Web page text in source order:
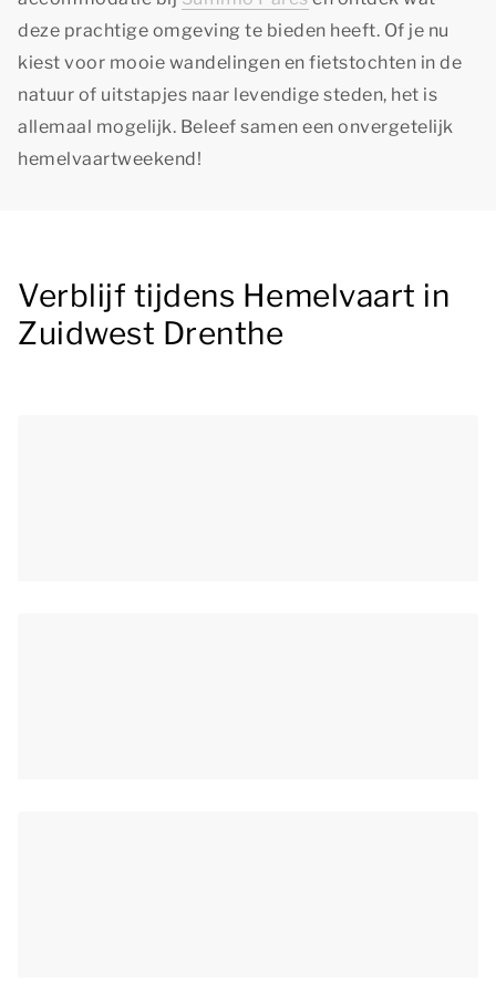
deze prachtige omgeving te bieden heeft. Of je nu
kiest voor mooie wandelingen en fietstochten in de
natuur of uitstapjes naar levendige steden, het is
allemaal mogelijk. Beleef samen een onvergetelijk
hemelvaartweekend!
Verblijf tijdens Hemelvaart in
Zuidwest Drenthe